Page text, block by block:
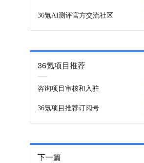
36氪AI测评官方交流社区
36氪项目推荐
咨询项目审核和入驻
36氪项目推荐订阅号
下一篇